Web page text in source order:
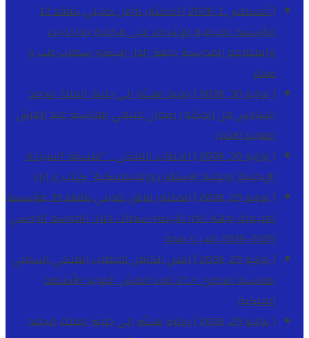
[ أغسطس 1, 2026 ]
الدكتور نوفل كديلي يتفقد 12
مؤسسة تعليمية للإشراف على مراقبة الداخليات
والمطاعم المدرسية بجهة الدار البيضاء-سطاتطب و
صحة
[ يوليو 30, 2026 ]
برقية تهنئة الى جلالة الملك محمد
السادس من الدكتور رضوان غنيمي بمناسبة عيد العرش
المجيدالاخبار
[ يوليو 30, 2026 ]
الخطاب الملكي .. “فلسفة السيادة
الإيجابية وجدلية الاستقرار والديناميكية”كتاب و اراء
[ يوليو 29, 2026 ]
الدكتور نوفل كديلي يتفقد 39 مؤسسة
تعليمية بجهة الدار البيضاء-سطات خلال الموسم الدراسي
2025-2026
طب و صحة
[ يوليو 29, 2026 ]
النص الكامل للخطاب الملكي السامي
بمناسبة الذكرى الـ27 لعيد العرش المجيد
الأنشطة
الملكية
[ يوليو 29, 2026 ]
برقية تهنئة الى جلالة الملك محمد